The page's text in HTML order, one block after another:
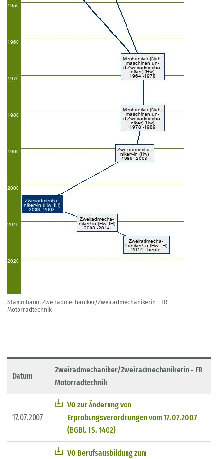
Stammbaum Zweiradmechaniker/Zweiradmechanikerin - FR
Motorradtechnik
Datum
Zweiradmechaniker/Zweiradmechanikerin - FR
Motorradtechnik
17.07.2007
VO zur Änderung von
Erprobungsverordnungen vom 17.07.2007
(BGBl. I S. 1402)
VO Berufsausbildung zum